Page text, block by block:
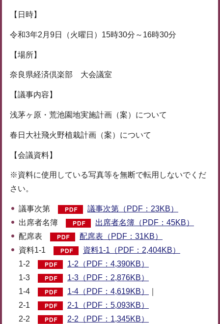
【日時】
令和3年2月9日（火曜日）15時30分～16時30分
【場所】
奈良県経済倶楽部 大会議室
【議事内容】
浅茅ヶ原・荒池園地実施計画（案）について
春日大社飛火野植栽計画（案）について
【会議資料】
※資料に使用している写真等を無断で転用しないでくだ
さい。
議事次第
議事次第（PDF：23KB）
出席者名簿
出席者名簿（PDF：45KB）
配席表
配席表（PDF：31KB）
資料1-1
資料1-1（PDF：2,404KB）
1-2
1-2（PDF：4,390KB）
1-3
1-3（PDF：2,876KB）
1-4
1-4（PDF：4,619KB）
2-1
2-1（PDF：5,093KB）
2-2
2-2（PDF：1,345KB）